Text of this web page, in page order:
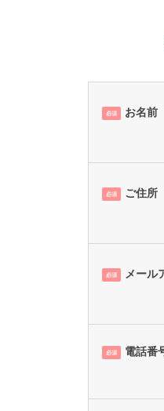
必須 お名前
必須 ご住所
必須 メール
必須 電話番